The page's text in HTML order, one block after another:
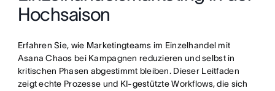
Hochsaison
Erfahren Sie, wie Marketingteams im Einzelhandel mit
Asana Chaos bei Kampagnen reduzieren und selbst in
kritischen Phasen abgestimmt bleiben. Dieser Leitfaden
zeigt echte Prozesse und KI-gestützte Workflows, die sich